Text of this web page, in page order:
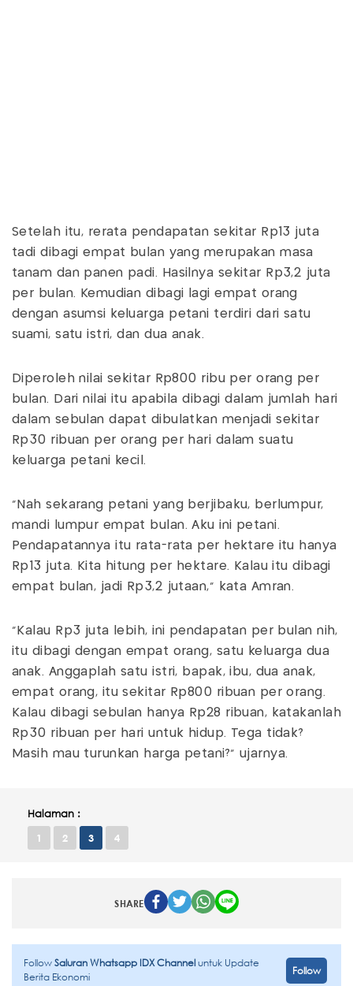
Setelah itu, rerata pendapatan sekitar Rp13 juta
tadi dibagi empat bulan yang merupakan masa
tanam dan panen padi. Hasilnya sekitar Rp3,2 juta
per bulan. Kemudian dibagi lagi empat orang
dengan asumsi keluarga petani terdiri dari satu
suami, satu istri, dan dua anak.
Diperoleh nilai sekitar Rp800 ribu per orang per
bulan. Dari nilai itu apabila dibagi dalam jumlah hari
dalam sebulan dapat dibulatkan menjadi sekitar
Rp30 ribuan per orang per hari dalam suatu
keluarga petani kecil.
"Nah sekarang petani yang berjibaku, berlumpur,
mandi lumpur empat bulan. Aku ini petani.
Pendapatannya itu rata-rata per hektare itu hanya
Rp13 juta. Kita hitung per hektare. Kalau itu dibagi
empat bulan, jadi Rp3,2 jutaan," kata Amran.
"Kalau Rp3 juta lebih, ini pendapatan per bulan nih,
itu dibagi dengan empat orang, satu keluarga dua
anak. Anggaplah satu istri, bapak, ibu, dua anak,
empat orang, itu sekitar Rp800 ribuan per orang.
Kalau dibagi sebulan hanya Rp28 ribuan, katakanlah
Rp30 ribuan per hari untuk hidup. Tega tidak?
Masih mau turunkan harga petani?" ujarnya.
Halaman :
1 2 3 4
SHARE
FollowSaluran Whatsapp IDX Channeluntuk Update
Berita Ekonomi
Follow